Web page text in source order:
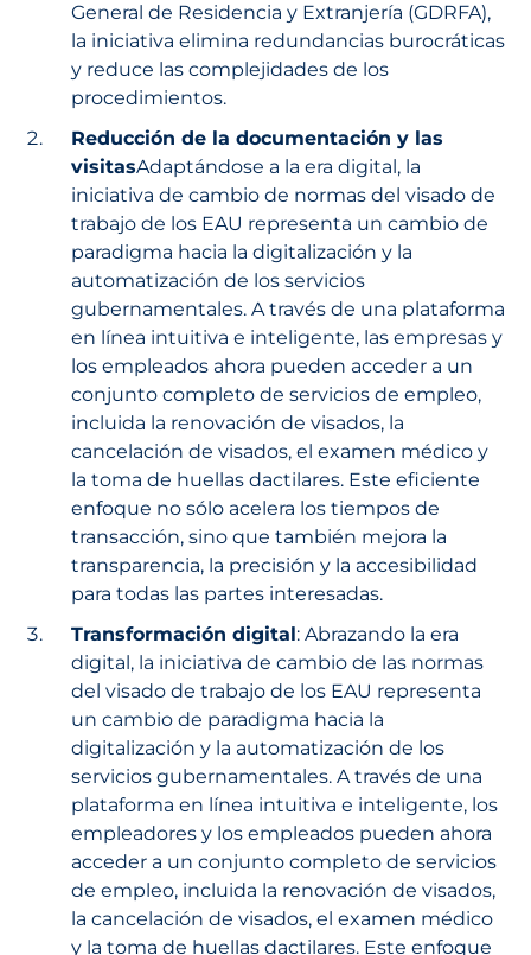
General de Residencia y Extranjería (GDRFA),
la iniciativa elimina redundancias burocráticas
y reduce las complejidades de los
procedimientos.
Reducción de la documentación y las
visitasAdaptándose a la era digital, la
iniciativa de cambio de normas del visado de
trabajo de los EAU representa un cambio de
paradigma hacia la digitalización y la
automatización de los servicios
gubernamentales. A través de una plataforma
en línea intuitiva e inteligente, las empresas y
los empleados ahora pueden acceder a un
conjunto completo de servicios de empleo,
incluida la renovación de visados, la
cancelación de visados, el examen médico y
la toma de huellas dactilares. Este eficiente
enfoque no sólo acelera los tiempos de
transacción, sino que también mejora la
transparencia, la precisión y la accesibilidad
para todas las partes interesadas.
Transformación digital: Abrazando la era
digital, la iniciativa de cambio de las normas
del visado de trabajo de los EAU representa
un cambio de paradigma hacia la
digitalización y la automatización de los
servicios gubernamentales. A través de una
plataforma en línea intuitiva e inteligente, los
empleadores y los empleados pueden ahora
acceder a un conjunto completo de servicios
de empleo, incluida la renovación de visados,
la cancelación de visados, el examen médico
y la toma de huellas dactilares. Este enfoque